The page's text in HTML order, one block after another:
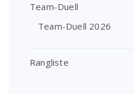
Team-Duell
Team-Duell 2026
Rangliste